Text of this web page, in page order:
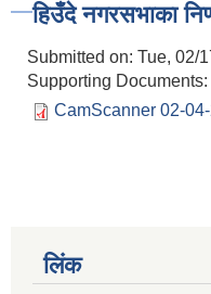
हिउँदे नगरसभाका
Submitted on: Tue, 02/
Supporting Documents:
CamScanner 02-
लिंक